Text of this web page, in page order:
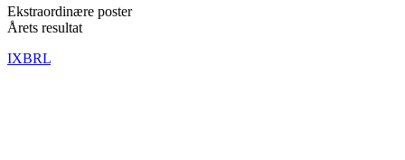
Ekstraordinære poster
Årets resultat
IXBRL